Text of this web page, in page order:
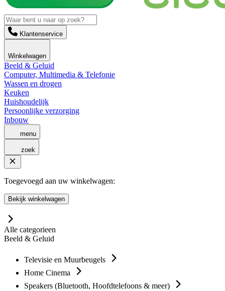
Klantenservice
Winkelwagen
Beeld & Geluid
Computer, Multimedia & Telefonie
Wassen en drogen
Keuken
Huishoudelijk
Persoonlijke verzorging
Inbouw
menu
zoek
Toegevoegd aan uw winkelwagen:
Bekijk winkelwagen
Alle categorieen
Beeld & Geluid
Televisie en Muurbeugels
Home Cinema
Speakers (Bluetooth, Hoofdtelefoons & meer)